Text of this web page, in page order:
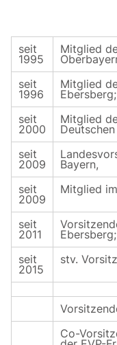
seit
1995
Mitglied
seit
1996
Mitglied
Ebersberg;
seit
2000
Mitglied
seit
2009
Bayern,
seit
2009
Mitglied
seit
2011
Ebersberg;
seit
2015
stv.
Co-